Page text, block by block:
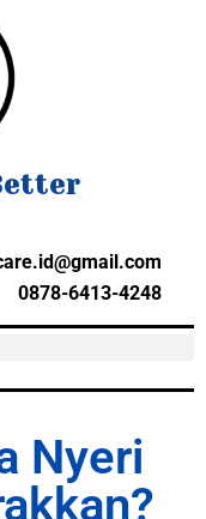
0878-6413-4248
Nyeri